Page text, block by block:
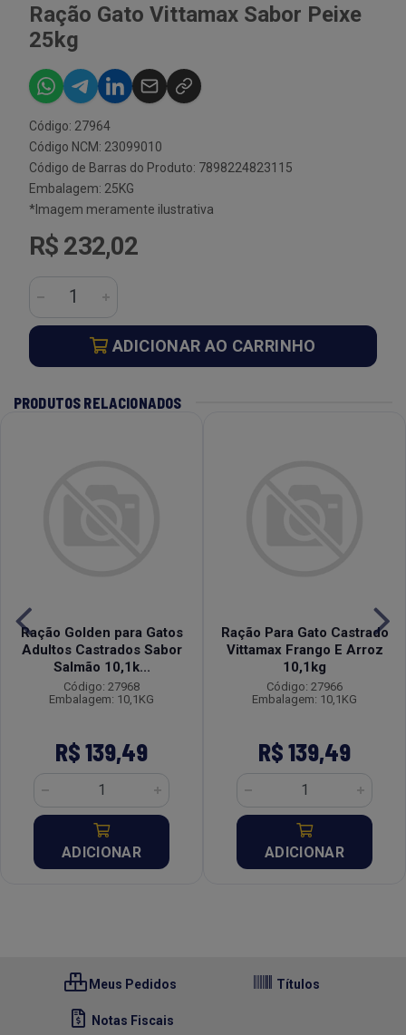
Ração Gato Vittamax Sabor Peixe
25kg
Código: 27964
Código NCM: 23099010
Código de Barras do Produto: 7898224823115
Embalagem: 25KG
*Imagem meramente ilustrativa
R$ 232,02
ADICIONAR AO CARRINHO
PRODUTOS RELACIONADOS
Ração Golden para Gatos
Adultos Castrados Sabor
Salmão 10,1k...
Código: 27968
Embalagem: 10,1KG
R$ 139,49
ADICIONAR
Ração Para Gato Castrado
Vittamax Frango E Arroz
10,1kg
Código: 27966
Embalagem: 10,1KG
R$ 139,49
ADICIONAR
Meus Pedidos Títulos
Notas Fiscais